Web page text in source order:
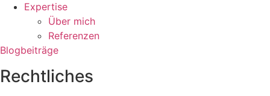
Expertise
Über mich
Referenzen
Blogbeiträge
Rechtliches